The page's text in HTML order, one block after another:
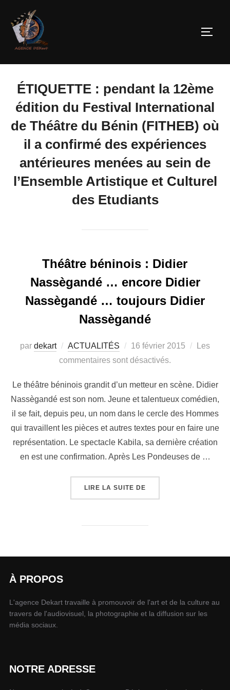
ÉTIQUETTE : pendant la 12ème
édition du Festival International
de Théâtre du Bénin (FITHEB) où
il a confirmé des expériences
antérieures menées au sein de
l’Ensemble Artistique et Culturel
des Etudiants
Théâtre béninois : Didier
Nassègandé … encore Didier
Nassègandé … toujours Didier
Nassègandé
par dekart ACTUALITÉS 16 février 2015
Les
commentaires sont désactivés.
Le théâtre béninois grandit d’un metteur en scène. Didier
Nassègandé est son nom. Jeune et talentueux comédien,
il se fait, depuis peu, un nom dans le cercle des Hommes
qui travaillent les pièces et autres textes pour en faire une
représentation. Le spectacle Kabila, sa dernière création
en est une confirmation. Après Les Pondeuses de …
LIRE LA SUITE DE
À PROPOS
L'agence Dekart travaille à promouvoir de l'art et de la culture au
travers de l'audiovisuel, la photographie et la diffusion sur les
média sociaux.
NOTRE ADRESSE